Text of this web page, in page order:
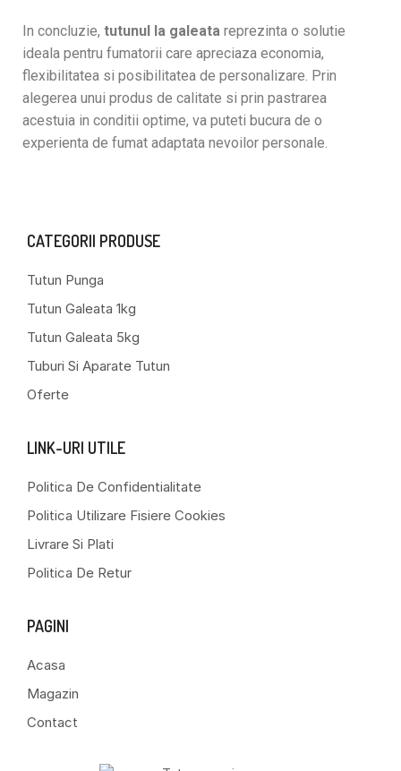
In concluzie, tutunul la galeata reprezinta o solutie
ideala pentru fumatorii care apreciaza economia,
flexibilitatea si posibilitatea de personalizare. Prin
alegerea unui produs de calitate si prin pastrarea
acestuia in conditii optime, va puteti bucura de o
experienta de fumat adaptata nevoilor personale.
CATEGORII PRODUSE
Tutun Punga
Tutun Galeata 1kg
Tutun Galeata 5kg
Tuburi Si Aparate Tutun
Oferte
LINK-URI UTILE
Politica De Confidentialitate
Politica Utilizare Fisiere Cookies
Livrare Si Plati
Politica De Retur
PAGINI
Acasa
Magazin
Contact